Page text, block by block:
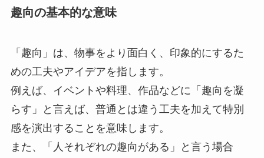
趣向の基本的な意味
「趣向」は、物事をより面白く、印象的にするた
めの工夫やアイデアを指します。
例えば、イベントや料理、作品などに「趣向を凝
らす」と言えば、普通とは違う工夫を加えて特別
感を演出することを意味します。
また、「人それぞれの趣向がある」と言う場合